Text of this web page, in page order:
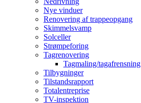
Nye vinduer
Renovering af trappeopgang
Skimmelsvamp
Solceller
Strømpeforing
Tagrenovering
Tagmaling/tagafrensning
Tilbygninger
Tilstandsrapport
Totalentreprise
TV-inspektion